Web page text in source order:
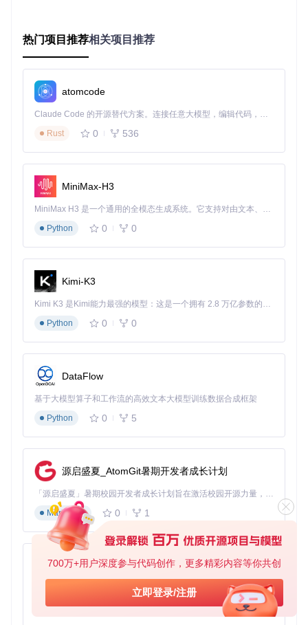
700万+用户深度参与代码创作，更多精彩内容等你共创
立即登录/注册
git clone
cd
进入项目目录后，我们可以执行安装脚本。默认情况下，安装
脚本会部署深色/浅色主题、GNOME Shell样式及窗口管理器
配置：
如果想要自定义主题颜色，可以使用
其他常用参数包括：
-m：启用macOS Monterey风格
-N stable：设置Nautilus侧边栏样式
安装完成后，我们需要通过GNOME优化工具来应用新主题。
如果你还没有安装GNOME优化工具，可以通过以下命令安
# 安装GNOME优化工具
sudo
打开GNOME优化工具后，依次设置：
GTK主题（即桌面控件样式）
：WhiteSur-Dark或WhiteSur
-Light
Shell主题（即顶部栏和活动概览样式）：WhiteSur-Dark或
WhiteSur-Light
窗口边框：WhiteSur-Dark或WhiteSur-Light
效果验证：设置完成后，桌面环境应该已经呈现出macOS风
格的视觉效果，包括圆角窗口、精致的阴影和统一的控件样
热门项目推荐相关项目推荐
atomcode
Claude Code 的开源替代方案。连接任意大模型，编辑代码，运行命令，自动验证 — 全自动执行。用 Rust 构建，极致性能。 ｜ An open-source alternative to Claude Code. Connect any LLM, edit code, run commands, and verify changes — autonomously. Built in Rust for speed. Get Started
Rust
0 536
MiniMax-H3
MiniMax H3 是一个通用的全模态生成系统。它支持对由文本、图像、视频和音频组成的多模态上下文进行统一理解，并能生成分辨率高达 2K、时长可达 15 秒的带原生立体声音频的视频。得益于面向任务泛化的系统设计，H3 在预训练阶段就已具备广泛的多模态上下文理解与生成能力，能够出色地执行复杂的多模态指令。
Python
0 0
Kimi-K3
Kimi K3 是Kimi能力最强的模型：这是一个拥有 2.8 万亿参数的混合专家（MoE）模型，具备原生视觉理解能力，并支持 100 万 token 的上下文窗口。
Python
0 0
DataFlow
基于大模型算子和工作流的高效文本大模型训练数据合成框架
Python
0 5
源启盛夏_AtomGit暑期开发者成长计划
「源启盛夏」暑期校园开发者成长计划旨在激活校园开源力量，通过积分激励、认证扶持、资源倾斜等形式，引导高校组织和开发者完成「入驻 — 建项目 — 做贡献 — 获认证 — 得资源」的完整闭环。无论你是想带领社团入驻平台的组织者，还是希望用代码贡献证明自己的开发者，都能在这里找到属于你的成长路径。
Markdown
0 1
py-xiaozhi
基于Python的Xiaozhi AI，适用于想要完整Xiaozhi体验而无需拥有专用硬件的用户。
Python
0 1